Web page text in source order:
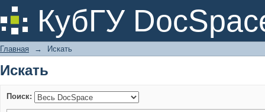
КубГУ
Искать
Главная → Искать
Искать
Поиск: